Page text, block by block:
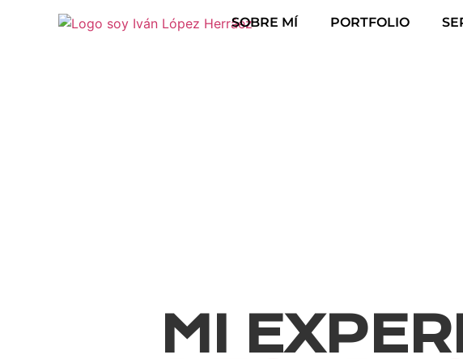
SOBRE MÍ PORTFOLIO
MI